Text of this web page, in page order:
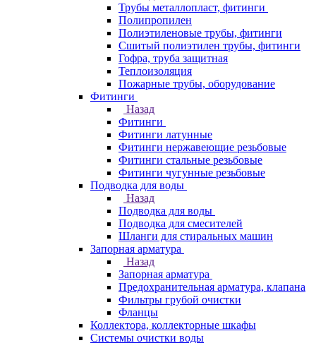
Трубы металлопласт, фитинги
Полипропилен
Полиэтиленовые трубы, фитинги
Сшитый полиэтилен трубы, фитинги
Гофра, труба защитная
Теплоизоляция
Пожарные трубы, оборудование
Фитинги
Назад
Фитинги
Фитинги латунные
Фитинги нержавеющие резьбовые
Фитинги стальные резьбовые
Фитинги чугунные резьбовые
Подводка для воды
Назад
Подводка для воды
Подводка для смесителей
Шланги для стиральных машин
Запорная арматура
Назад
Запорная арматура
Предохранительная арматура, клапана
Фильтры грубой очистки
Фланцы
Коллектора, коллекторные шкафы
Системы очистки воды